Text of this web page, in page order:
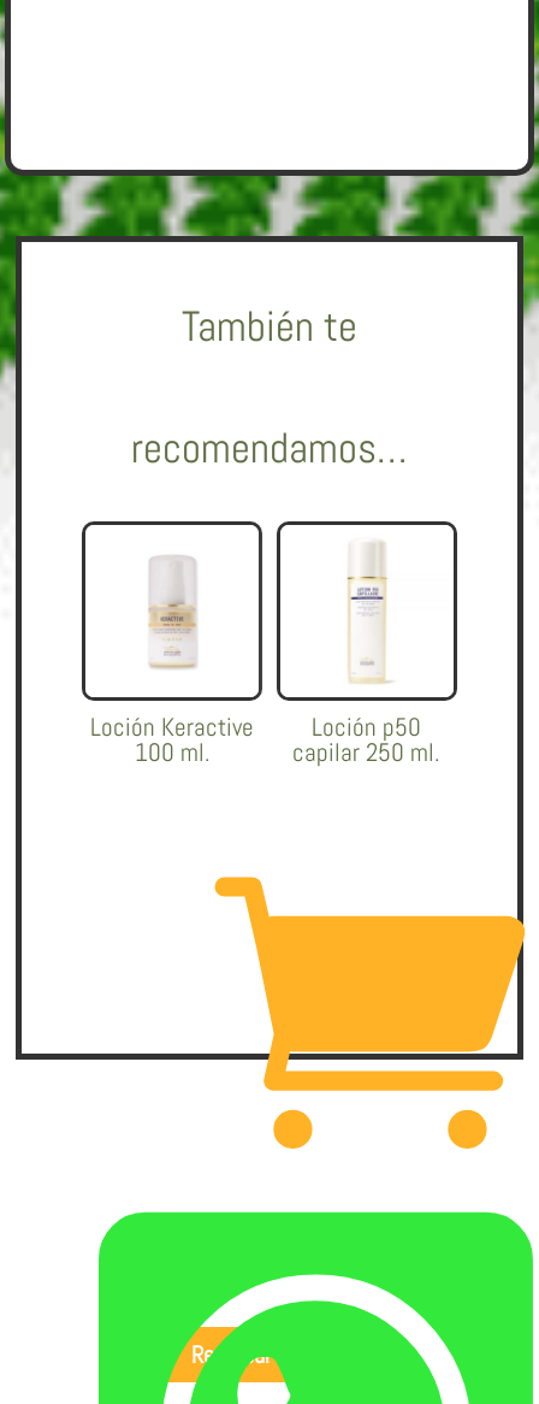
También te
recomendamos…
Loción Keractive
100 ml.
Loción p50
capilar 250 ml.
Regresar al Inicio
